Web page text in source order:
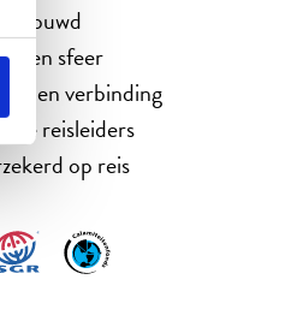
sfeer
en verbinding
reisleiders
op reis